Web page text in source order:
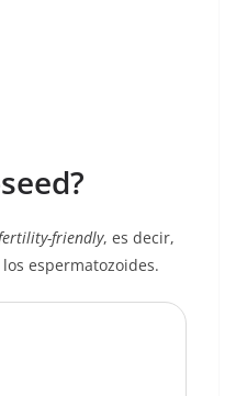
friendly, es decir,
espermatozoides.